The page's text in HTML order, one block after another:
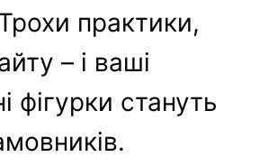
практики,
– і ваші
фігурки стануть